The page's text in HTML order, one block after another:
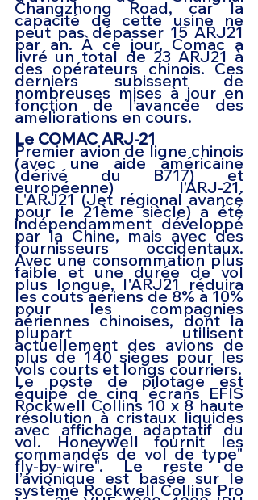
Changzhong Road, car la
capacité de cette usine ne
peut pas dépasser 15 ARJ21
par an. À ce jour, Comac a
livré un total de 23 ARJ21 à
des opérateurs chinois. Ces
derniers subissent de
nombreuses mises à jour en
fonction de l’avancée des
améliorations en cours.
Le COMAC ARJ-21
Premier avion de ligne chinois
(avec une aide américaine
(dérivé du B717) et
européenne) l’ARJ-21.
L'ARJ21 (Jet régional avancé
pour le 21ème siècle) a été
indépendamment développé
par la Chine, mais avec des
fournisseurs occidentaux.
Avec une consommation plus
faible et une durée de vol
plus longue, l'ARJ21 réduira
les coûts aériens de 8% à 10%
pour les compagnies
aériennes chinoises, dont la
plupart utilisent
actuellement des avions de
plus de 140 sièges pour les
vols courts et longs courriers.
Le poste de pilotage est
équipé de cinq écrans EFIS
Rockwell Collins 10 x 8 haute
résolution à cristaux liquides
avec affichage adaptatif du
vol. Honeywell fournit les
commandes de vol de type"
fly-by-wire". Le reste de
l’avionique est basée sur le
système Rockwell Collins Pro